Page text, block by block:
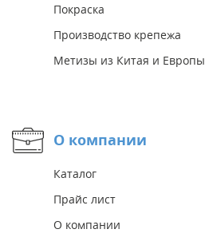
Покраска
Производство крепежа
Метизы из Китая и Европы
О компании
Каталог
Прайс лист
О компании